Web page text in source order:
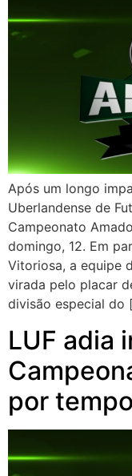
Após um longo
Uberlandense de
Campeonato
domingo, 12. Em
Vitoriosa, a equipe
virada pelo placar
divisão especial do
LUF adia
por